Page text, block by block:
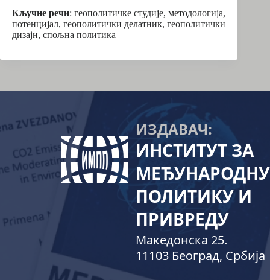
Кључне речи: геополитичке студије, методологија,
потенцијал, геополитички делатник, геополитички
дизајн, спољна политика
ИЗДАВАЧ:
ИНСТИТУТ ЗА
МЕЂУНАРОДНУ
ПОЛИТИКУ И
ПРИВРЕДУ
Македонска 25.
11103 Београд, Србија